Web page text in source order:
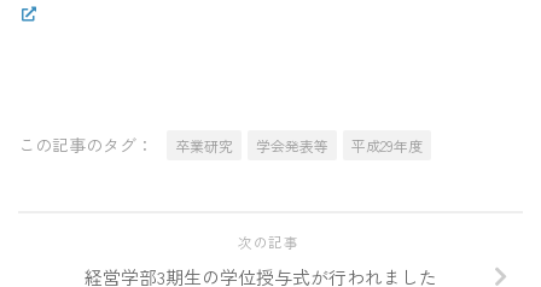
この記事のタグ： 卒業研究 学会発表等 平成29年度
次の記事
経営学部3期生の学位授与式が行われました